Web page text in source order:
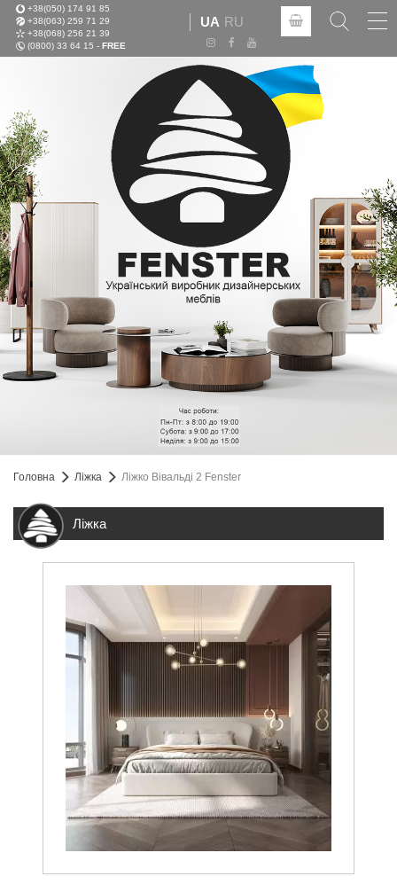
+38(050) 174 91 85
+38(063) 259 71 29
+38(068) 256 21 39
(0800) 33 64 15 - FREE
UA RU
Головна Ліжка Ліжко Вівальді 2 Fenster
Ліжка